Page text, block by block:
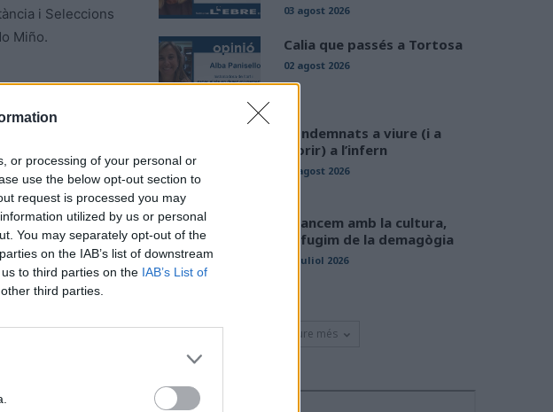
or processing of your personal or
use the below opt-out section to
request is processed you may
utilized by us or personal
You may separately opt-out of the
on the IAB’s list of downstream
to third parties on the IAB’s List of
third parties.
i Seleccions
Miño.
Article següent
catalana de
ciclisme.
03 agost 2026
Calia que passés a Tortosa
02 agost 2026
Condemnats a viure (i a
morir) a l’infern
01 agost 2026
Avancem amb la cultura,
defugim de la demagògia
31 juliol 2026
Veure més